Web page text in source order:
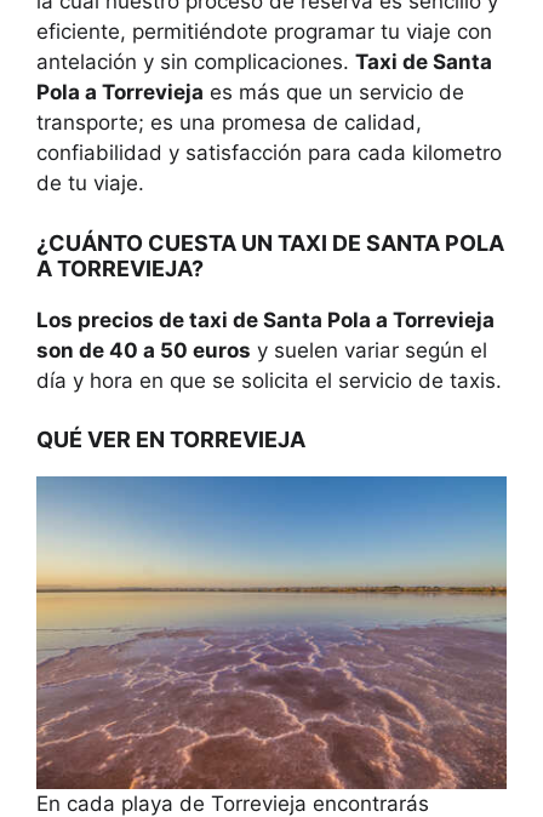
eficiente, permitiéndote programar tu viaje con
antelación y sin complicaciones. Taxi de Santa
Pola a Torrevieja es más que un servicio de
transporte; es una promesa de calidad,
confiabilidad y satisfacción para cada kilometro
de tu viaje.
¿CUÁNTO CUESTA UN TAXI DE SANTA POLA
A TORREVIEJA?
Los precios de taxi de Santa Pola a Torrevieja
son de 40 a 50 euros y suelen variar según el
día y hora en que se solicita el servicio de taxis.
QUÉ VER EN TORREVIEJA
En cada playa de Torrevieja encontrarás